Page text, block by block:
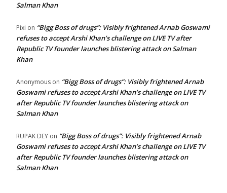
Salman Khan
Pixi on “Bigg Boss of drugs”: Visibly frightened Arnab Goswami
refuses to accept Arshi Khan’s challenge on LIVE TV after
Republic TV founder launches blistering attack on Salman
Khan
Anonymous on “Bigg Boss of drugs”: Visibly frightened Arnab
Goswami refuses to accept Arshi Khan’s challenge on LIVE TV
after Republic TV founder launches blistering attack on
Salman Khan
RUPAK DEY on “Bigg Boss of drugs”: Visibly frightened Arnab
Goswami refuses to accept Arshi Khan’s challenge on LIVE TV
after Republic TV founder launches blistering attack on
Salman Khan